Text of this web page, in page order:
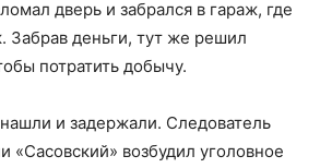
дверь и забрался в гараж, где
Забрав деньги, тут же решил
потратить добычу.
и задержали. Следователь
«Сасовский» возбудил уголовное